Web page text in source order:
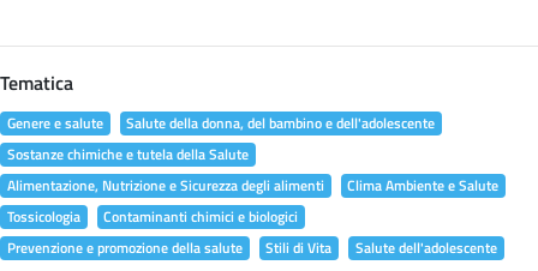
Tematica
Genere e salute
Salute della donna, del bambino e dell'adolescente
Sostanze chimiche e tutela della Salute
Alimentazione, Nutrizione e Sicurezza degli alimenti
Clima Ambiente e Salute
Tossicologia
Contaminanti chimici e biologici
Prevenzione e promozione della salute
Stili di Vita Salute dell'adolescente